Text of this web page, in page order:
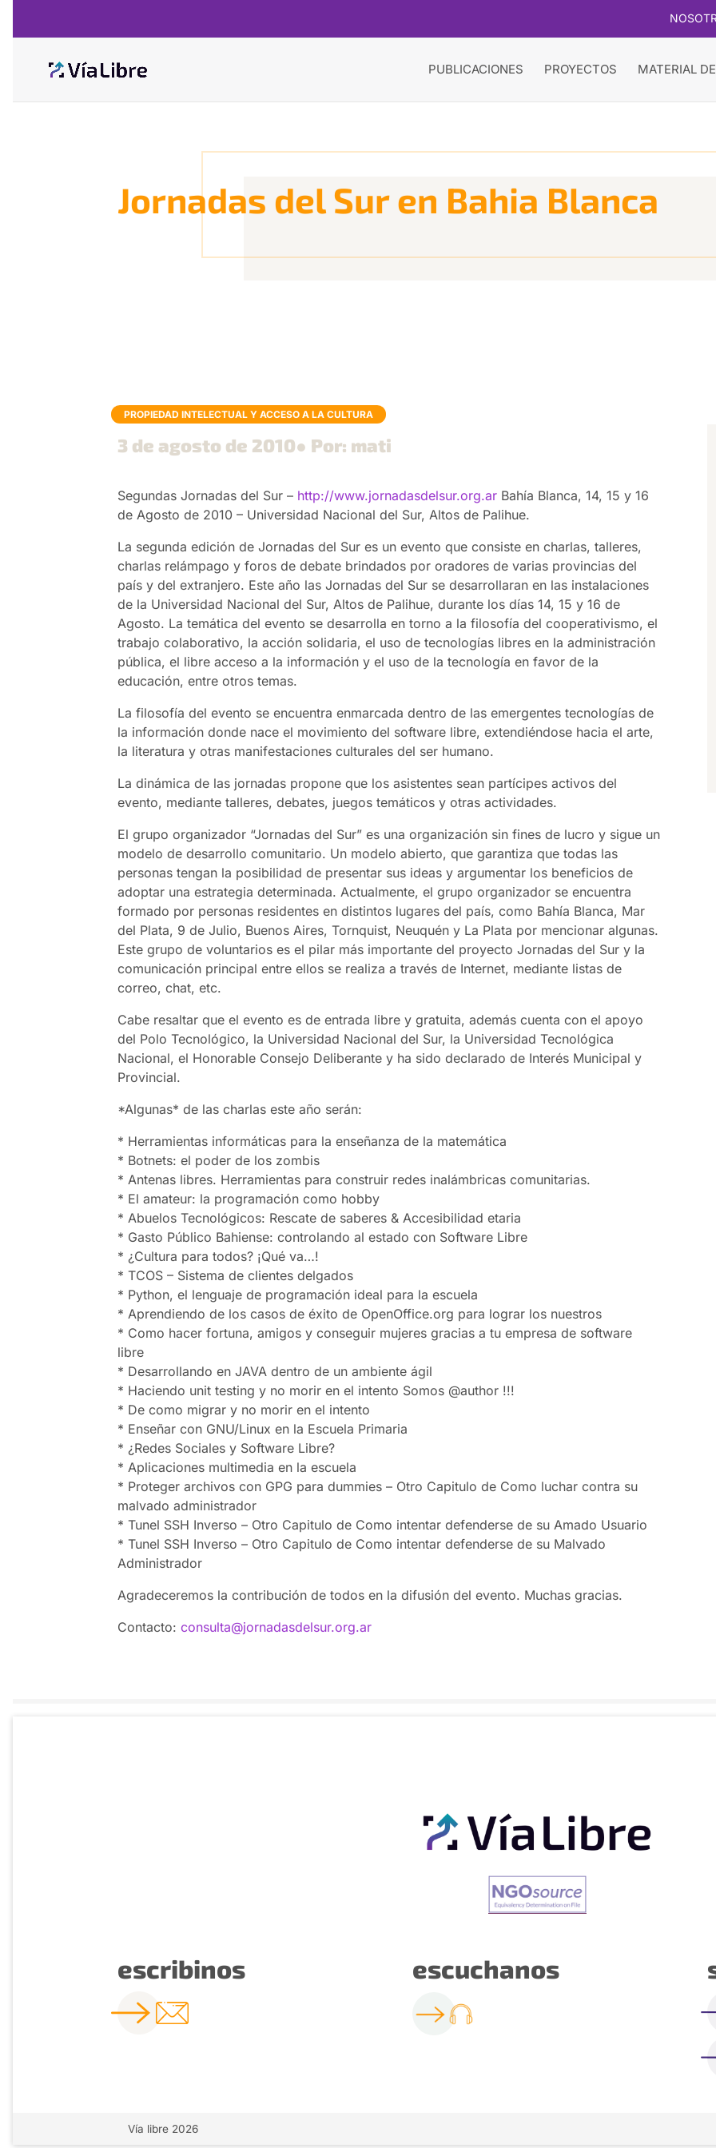
PUBLICACIONES PROYECTOS MATERIAL
Jornadas del Sur en Bahia Blanca
PROPIEDAD INTELECTUAL Y ACCESO A LA CULTURA
3 de agosto de 2010● Por: mati
Segundas Jornadas del Sur – http://www.jornadasdelsur.org.ar Bahía Blanca, 14, 15 y 16
de Agosto de 2010 – Universidad Nacional del Sur, Altos de Palihue.
La segunda edición de Jornadas del Sur es un evento que consiste en charlas, talleres,
charlas relámpago y foros de debate brindados por oradores de varias provincias del
país y del extranjero. Este año las Jornadas del Sur se desarrollaran en las instalaciones
de la Universidad Nacional del Sur, Altos de Palihue, durante los días 14, 15 y 16 de
Agosto. La temática del evento se desarrolla en torno a la filosofía del cooperativismo, el
trabajo colaborativo, la acción solidaria, el uso de tecnologías libres en la administración
pública, el libre acceso a la información y el uso de la tecnología en favor de la
educación, entre otros temas.
La filosofía del evento se encuentra enmarcada dentro de las emergentes tecnologías de
la información donde nace el movimiento del software libre, extendiéndose hacia el arte,
la literatura y otras manifestaciones culturales del ser humano.
La dinámica de las jornadas propone que los asistentes sean partícipes activos del
evento, mediante talleres, debates, juegos temáticos y otras actividades.
El grupo organizador “Jornadas del Sur” es una organización sin fines de lucro y sigue un
modelo de desarrollo comunitario. Un modelo abierto, que garantiza que todas las
personas tengan la posibilidad de presentar sus ideas y argumentar los beneficios de
adoptar una estrategia determinada. Actualmente, el grupo organizador se encuentra
formado por personas residentes en distintos lugares del país, como Bahía Blanca, Mar
del Plata, 9 de Julio, Buenos Aires, Tornquist, Neuquén y La Plata por mencionar algunas.
Este grupo de voluntarios es el pilar más importante del proyecto Jornadas del Sur y la
comunicación principal entre ellos se realiza a través de Internet, mediante listas de
correo, chat, etc.
Cabe resaltar que el evento es de entrada libre y gratuita, además cuenta con el apoyo
del Polo Tecnológico, la Universidad Nacional del Sur, la Universidad Tecnológica
Nacional, el Honorable Consejo Deliberante y ha sido declarado de Interés Municipal y
Provincial.
*Algunas* de las charlas este año serán:
* Herramientas informáticas para la enseñanza de la matemática
* Botnets: el poder de los zombis
* Antenas libres. Herramientas para construir redes inalámbricas comunitarias.
* El amateur: la programación como hobby
* Abuelos Tecnológicos: Rescate de saberes & Accesibilidad etaria
* Gasto Público Bahiense: controlando al estado con Software Libre
* ¿Cultura para todos? ¡Qué va…!
* TCOS – Sistema de clientes delgados
* Python, el lenguaje de programación ideal para la escuela
* Aprendiendo de los casos de éxito de OpenOffice.org para lograr los nuestros
* Como hacer fortuna, amigos y conseguir mujeres gracias a tu empresa de software
libre
* Desarrollando en JAVA dentro de un ambiente ágil
* Haciendo unit testing y no morir en el intento Somos @author !!!
* De como migrar y no morir en el intento
* Enseñar con GNU/Linux en la Escuela Primaria
* ¿Redes Sociales y Software Libre?
* Aplicaciones multimedia en la escuela
* Proteger archivos con GPG para dummies – Otro Capitulo de Como luchar contra su
malvado administrador
* Tunel SSH Inverso – Otro Capitulo de Como intentar defenderse de su Amado Usuario
* Tunel SSH Inverso – Otro Capitulo de Como intentar defenderse de su Malvado
Administrador
Agradeceremos la contribución de todos en la difusión del evento. Muchas gracias.
Contacto:consulta@jornadasdelsur.org.ar
escribinos escuchanos
Vía libre 2026